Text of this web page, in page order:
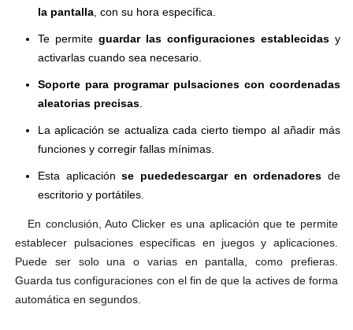
la pantalla , con su hora específica.
Te permite guardar las configuraciones establecidas y
activarlas cuando sea necesario.
Soporte para programar pulsaciones con coordenadas
aleatorias precisas
La aplicación se actualiza cada cierto tiempo al añadir más
funciones y corregir fallas mínimas.
Esta aplicaciónse puededescargar en ordenadores de
escritorio y portátiles.
En conclusión, Auto Clicker es una aplicación que te permite
establecer pulsaciones específicas en juegos y aplicaciones.
Puede ser solo una o varias en pantalla, como prefieras.
Guarda tus configuraciones con el fin de que la actives de forma
automática en segundos.